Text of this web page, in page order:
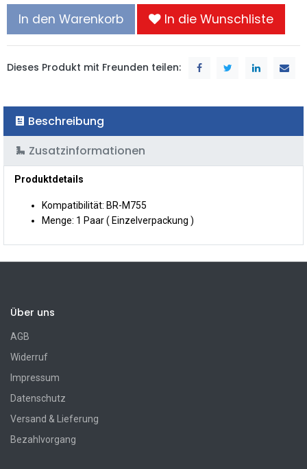
In den Warenkorb In die Wunschliste
Dieses Produkt mit Freunden teilen:
Beschreibung
Zusatzinformationen
Produktdetails
Kompatibilität: BR-M755
Menge: 1 Paar ( Einzelverpackung )
Über uns
AGB
Widerruf
Impressum
Datenschutz
Versand & Lieferung
Bezahlvorgang